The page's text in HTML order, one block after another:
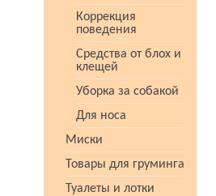
Коррекция
поведения
Средства от блох и
клещей
Уборка за собакой
Для носа
Миски
Товары для груминга
Туалеты и лотки